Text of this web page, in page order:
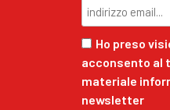
Ho preso
acconsento al
materiale
newsletter